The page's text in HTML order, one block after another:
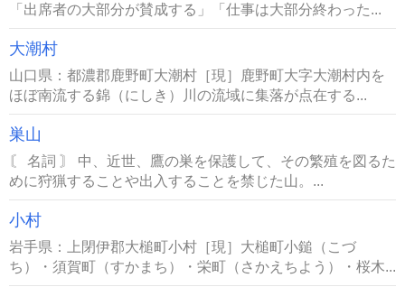
「出席者の大部分が賛成する」「仕事は大部分終わった...
大潮村
山口県：都濃郡鹿野町大潮村［現］鹿野町大字大潮村内を
ほぼ南流する錦（にしき）川の流域に集落が点在する...
巣山
〘 名詞 〙 中、近世、鷹の巣を保護して、その繁殖を図るた
めに狩猟することや出入することを禁じた山。...
小村
岩手県：上閉伊郡大槌町小村［現］大槌町小鎚（こづ
ち）・須賀町（すかまち）・栄町（さかえちよう）・桜木...